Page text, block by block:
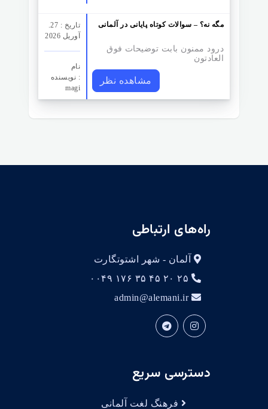
تاریخ : 27.
آوریل 2026
نام
نویسنده :
magi
مگه نه؟ – سوالات کوتاه پایانی در آلمانی
درود ممنون بابت توضیحات فوق
العادتون
مشاهده نظر
راه‌های ارتباطی
آلمان - شهر اشتوتگارت
admin@alemani.ir
دسترسی سریع
فرهنگ لغت آلمانی